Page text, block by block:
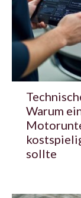
Warum
sollte